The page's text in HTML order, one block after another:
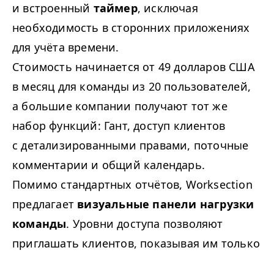
и встроенный таймер, исключая
необходимость в сторонних приложениях
для учёта времени.
Стоимость начинается от 49 долларов США
в месяц для команды из 20 пользователей,
а большие компании получают тот же
набор функций: Гант, доступ клиентов
с детализированными правами, поточные
комментарии и общий календарь.
Помимо стандартных отчётов, Worksection
предлагает визуальные панели нагрузки
команды. Уровни доступа позволяют
приглашать клиентов, показывая им только